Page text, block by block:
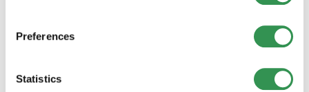
Preferences
Statistics
Créer une entreprise maintenant
Prendre rendez-vous dès maintenant pour un